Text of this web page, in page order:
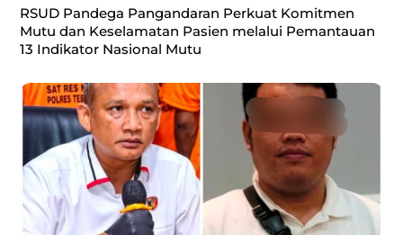
RSUD Pandega Pangandaran Perkuat Komitmen
Mutu dan Keselamatan Pasien melalui Pemantauan
13 Indikator Nasional Mutu